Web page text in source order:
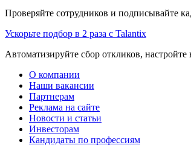
Проверяйте сотрудников и подписывайте
Ускорьте подбор в 2 раза с Talantix
Автоматизируйте сбор откликов,
О компании
Наши вакансии
Партнерам
Реклама на сайте
Новости и статьи
Инвесторам
Кандидаты по профессиям